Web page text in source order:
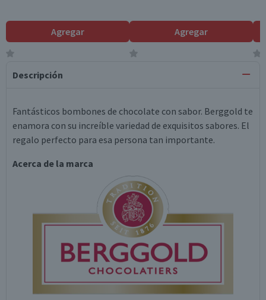
Agregar Agregar
Descripción
Fantásticos bombones de chocolate con sabor. Berggold te
enamora con su increíble variedad de exquisitos sabores. El
regalo perfecto para esa persona tan importante.
Acerca de la marca